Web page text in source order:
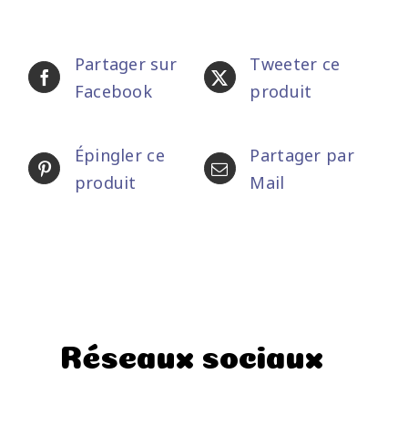
Partager sur
Facebook
Tweeter ce
produit
Épingler ce
produit
Partager par
Mail
Réseaux sociaux